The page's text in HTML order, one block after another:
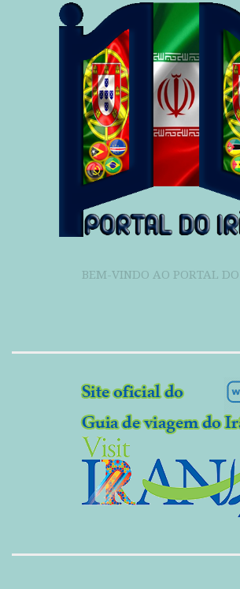
BEM-VINDO AO PORTAL